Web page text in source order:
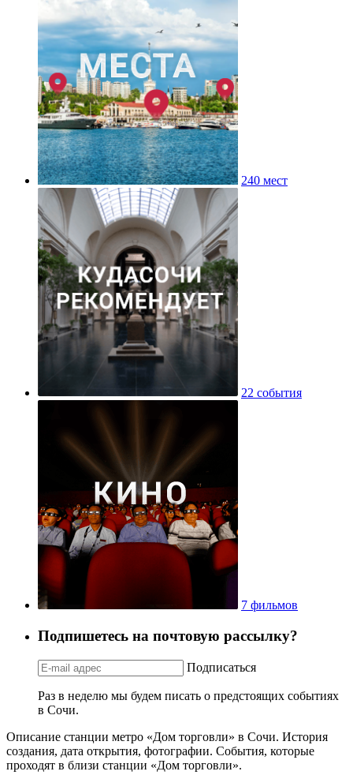
240 мест
22 события
7 фильмов
Подпишетесь на почтовую рассылку?
Подписаться
Раз в неделю мы будем писать о предстоящих событиях
в Сочи.
Описание станции метро «Дом торговли» в Сочи. История
создания, дата открытия, фотографии. События, которые
проходят в близи станции «Дом торговли».